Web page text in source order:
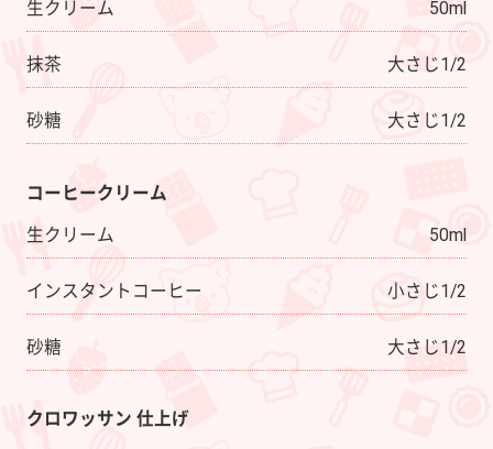
生クリーム
50ml
抹茶 大さじ1/2
砂糖 大さじ1/2
コーヒークリーム
生クリーム
50ml
インスタントコーヒー 小さじ1/2
砂糖 大さじ1/2
クロワッサン 仕上げ